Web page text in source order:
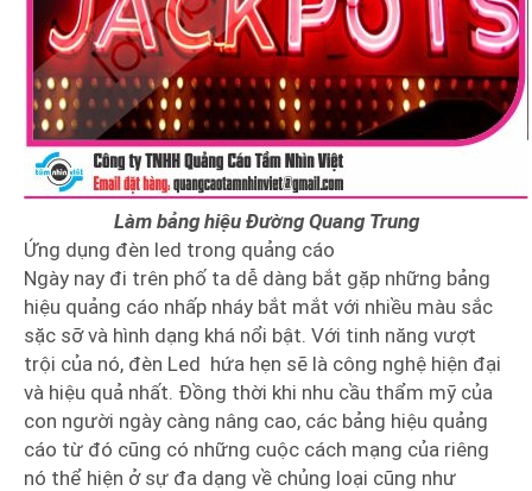
Làm bảng hiệu Đường Quang Trung
Ứng dụng đèn led trong quảng cáo
Ngày nay đi trên phố ta dễ dàng bắt gặp những bảng
hiệu quảng cáo nhấp nháy bắt mắt với nhiều màu sắc
sặc sỡ và hình dạng khá nổi bật. Với tinh năng vượt
trội của nó, đèn Led hứa hẹn sẽ là công nghệ hiện đại
và hiệu quả nhất. Đồng thời khi nhu cầu thẩm mỹ của
con người ngày càng nâng cao, các bảng hiệu quảng
cáo từ đó cũng có những cuộc cách mạng của riêng
nó thể hiện ở sự đa dạng về chủng loại cũng như